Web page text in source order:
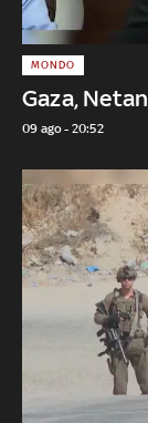
Gaza,
MONDO
09 ago - 20:52